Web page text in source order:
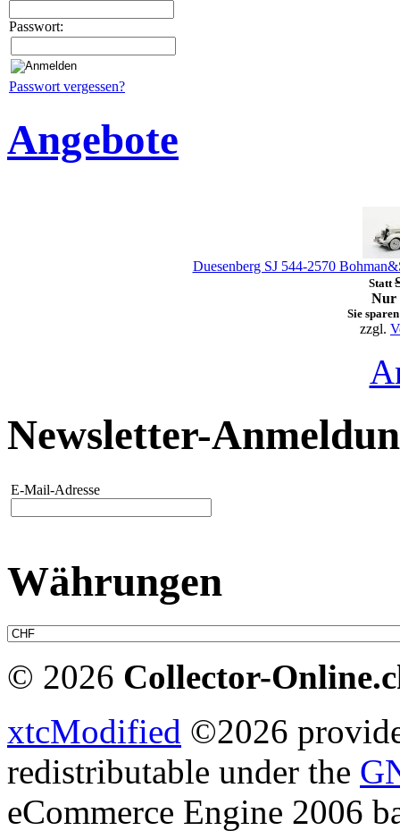
Passwort:
Passwort vergessen?
Angebote
Duesenberg SJ 544-2570
Statt
Nur
Sie
zzgl.
Newsletter-
E-Mail-Adresse
Währungen
© 2026 Collector-
xtcModified ©2026
redistributable under the
eCommerce Engine 2006